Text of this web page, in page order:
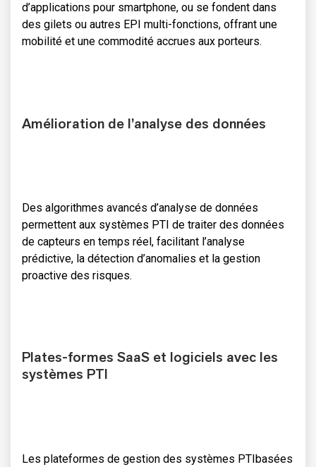
d’applications pour smartphone, ou se fondent dans
des gilets ou autres EPI multi-fonctions, offrant une
mobilité et une commodité accrues aux porteurs.
Amélioration de l’analyse des données
Des algorithmes avancés d’analyse de données
permettent aux systèmes PTI de traiter des données
de capteurs en temps réel, facilitant l’analyse
prédictive, la détection d’anomalies et la gestion
proactive des risques.
Plates-formes SaaS et logiciels avec les
systèmes PTI
Les plateformes de gestion des systèmes PTIbasées